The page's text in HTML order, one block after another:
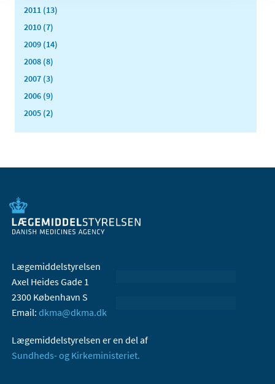
2011 (13)
2010 (7)
2009 (14)
2008 (8)
2007 (3)
2006 (9)
2005 (2)
Lægemiddelstyrelsen
Axel Heides Gade 1
2300 København S
Email: dkma@dkma.dk
Lægemiddelstyrelsen er en del af
Sundheds- og Kirkeministeriet.